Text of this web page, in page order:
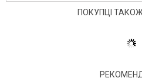
ПОКУПЦІ